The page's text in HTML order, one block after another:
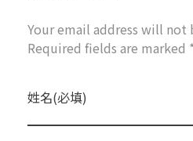
Your email address will not
Required fields are marked *
姓名(必填)